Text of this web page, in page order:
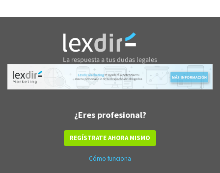
¿Eres profesional?
REGÍSTRATE AHORA MISMO
Cómo funciona